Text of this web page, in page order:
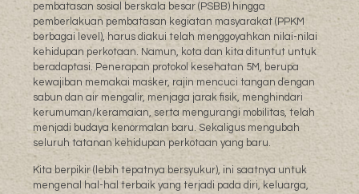
pembatasan sosial berskala besar (PSBB) hingga
pemberlakuan pembatasan kegiatan masyarakat (PPKM
berbagai level), harus diakui telah menggoyahkan nilai-nilai
kehidupan perkotaan. Namun, kota dan kita dituntut untuk
beradaptasi. Penerapan protokol kesehatan 5M, berupa
kewajiban memakai masker, rajin mencuci tangan dengan
sabun dan air mengalir, menjaga jarak fisik, menghindari
kerumuman/keramaian, serta mengurangi mobilitas, telah
menjadi budaya kenormalan baru. Sekaligus mengubah
seluruh tatanan kehidupan perkotaan yang baru.
Kita berpikir (lebih tepatnya bersyukur), ini saatnya untuk
mengenal hal-hal terbaik yang terjadi pada diri, keluarga,